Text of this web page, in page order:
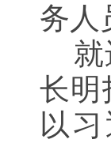
务 人
长明
以